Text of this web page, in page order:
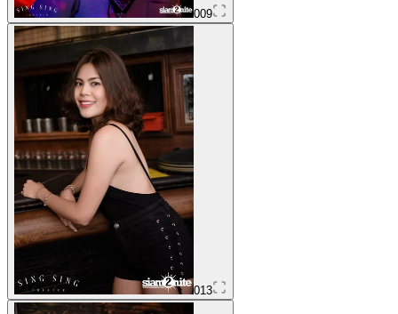
009
013